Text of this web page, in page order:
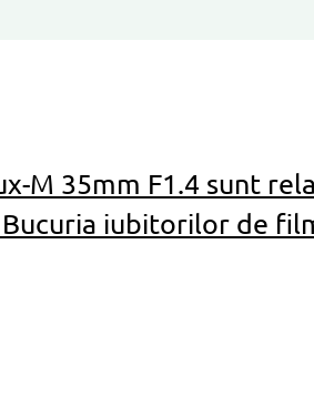
M 35mm F1.4 sunt
iubitorilor de